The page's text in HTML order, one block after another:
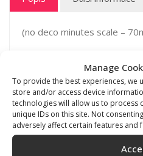
Manage
To provide the best experiences, we
store and/or access device
technologies will allow us to process
unique IDs on this site. Not
adversely affect certain features and
(no deco minutes scale –
Související